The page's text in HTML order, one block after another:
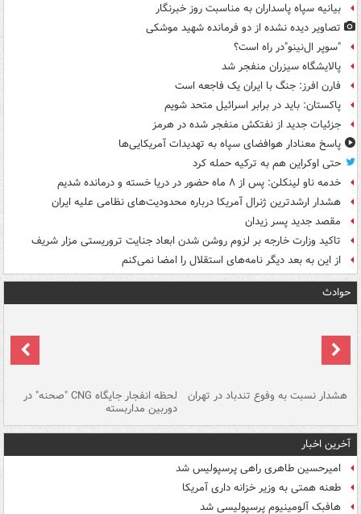
بیانیه سپاه پاسداران به مناسبت روز خبرنگار
تصاویر دیده‌ نشده از دو فرمانده شهید موشکی
"سوپر ال‌نینو"در راه است؟
پالایشگاه سیزران منفجر شد
فارن افرز: جنگ با ایران یک فاجعه است
پاکستان: باید در برابر اسرائیل متحد شویم
جزئیات جدید از نفتکش منفجر شده در هرمز
پاسخ معنادار هوافضای سپاه به تهدیدات آمریکایی‌ها
حتی اوکراین هم به ترکیه حمله کرد
خدمه ناو لینکلن: پس از ۸ ماه حضور در دریا خسته و درمانده‌ شدیم
هشدار ارشدترین ژنرال آمریکا درباره محدودیت‌های نظامی علیه ایران
مقصد جدید پسر زیدان
تاکید وزارت خارجه بر لزوم روشن شدن ابعاد جنایت تروریستی مزار شریف
از این به بعد دیگر نامه‌های استقلال را امضا نمی‌کنم
حوادث
هشدار نسبت به وفوع تندباد در تهران لحظه انفجار جایگاه CNG "صحنه" در
دوربین مداربسته
آخرین اخبار
امیرحسین طاهری راهی پرسپولیس شد
طعنه همتی به وزیر خزانه داری آمریکا
هافبک آلومینیوم پرسپولیسی شد